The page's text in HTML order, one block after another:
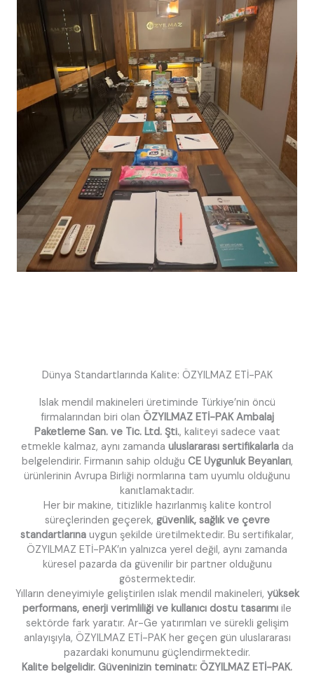
Dünya Standartlarında Kalite: ÖZYILMAZ ETİ-PAK
Islak mendil makineleri üretiminde Türkiye’nin öncü
firmalarından biri olan ÖZYILMAZ ETİ-PAK Ambalaj
Paketleme San. ve Tic. Ltd. Şti., kaliteyi sadece vaat
etmekle kalmaz, aynı zamanda uluslararası sertifikalarlada
belgelendirir. Firmanın sahip olduğu CE Uygunluk Beyanları,
ürünlerinin Avrupa Birliği normlarına tam uyumlu olduğunu
kanıtlamaktadır.
Her bir makine, titizlikle hazırlanmış kalite kontrol
süreçlerinden geçerek, güvenlik, sağlık ve çevre
standartlarına uygun şekilde üretilmektedir. Bu sertifikalar,
ÖZYILMAZ ETİ-PAK’ın yalnızca yerel değil, aynı zamanda
küresel pazarda da güvenilir bir partner olduğunu
göstermektedir.
Yılların deneyimiyle geliştirilen ıslak mendil makineleri, yüksek
performans, enerji verimliliği ve kullanıcı dostu tasarımı ile
sektörde fark yaratır. Ar-Ge yatırımları ve sürekli gelişim
anlayışıyla, ÖZYILMAZ ETİ-PAK her geçen gün uluslararası
pazardaki konumunu güçlendirmektedir.
Kalite belgelidir. Güveninizin teminatı: ÖZYILMAZ ETİ-PAK.